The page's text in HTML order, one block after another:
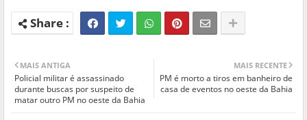
MAIS RECENTE
PM é morto a tiros em banheiro de
casa de eventos no oeste da Bahia
MAIS ANTIGA
Policial militar é assassinado
durante buscas por suspeito de
matar outro PM no oeste da Bahia